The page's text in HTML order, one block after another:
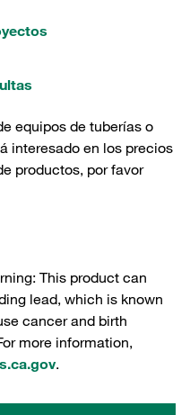
equipos de tuberías o
interesado en los precios
productos, por favor
This product can
lead, which is known
cancer and birth
more information,
.